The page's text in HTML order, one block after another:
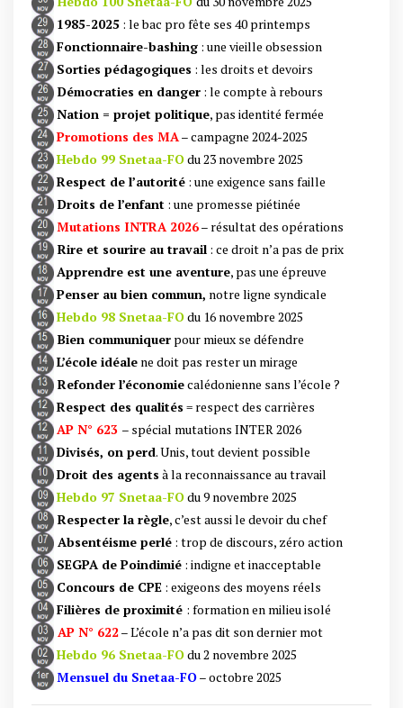
1985-2025 : le bac pro fête ses 40 printemps
Fonctionnaire-bashing : une vieille obsession
Sorties pédagogiques : les droits et devoirs
Démocraties en danger : le compte à rebours
Nation = projet politique, pas identité fermée
Promotions des MA– campagne 2024-2025
Hebdo 99 Snetaa-FOdu 23 novembre 2025
Respect de l’autorité : une exigence sans faille
Droits de l’enfant : une promesse piétinée
Mutations INTRA 2026– résultat des opérations
Rire et sourire au travail : ce droit n’a pas de prix
Apprendre est une aventure, pas une épreuve
Penser au bien commun, notre ligne syndicale
Hebdo 98 Snetaa-FOdu 16 novembre 2025
Bien communiquer pour mieux se défendre
L’école idéale ne doit pas rester un mirage
Refonder l’économiecalédonienne sans l’école ?
Respect des qualités = respect des carrières
AP N° 623 – spécial mutations INTER 2026
Divisés, on perd. Unis, tout devient possible
Droit des agents à la reconnaissance au travail
Hebdo 97 Snetaa-FOdu 9 novembre 2025
Respecter la règle, c’est aussi le devoir du chef
Absentéisme perlé : trop de discours, zéro action
SEGPA de Poindimié : indigne et inacceptable
Concours de CPE : exigeons des moyens réels
Filières de proximité : formation en milieu isolé
AP N° 622– L’école n’a pas dit son dernier mot
Hebdo 96 Snetaa-FOdu 2 novembre 2025
Mensuel du Snetaa-FO– octobre 2025